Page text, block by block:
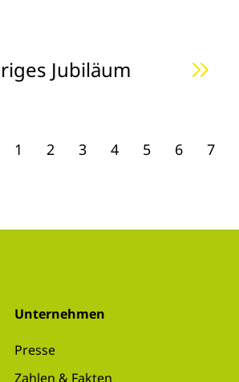
Jubiläum
1 2 3 4 5 6 7
Unternehmen
Presse
Zahlen & Fakten